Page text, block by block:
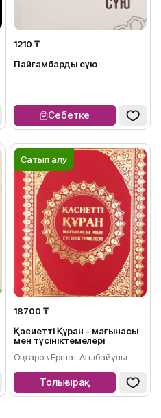
1210 ₸
Пайғамбарды сүю
Себетке
Сатып алу
18700 ₸
Қасиетті Құран - мағынасы
мен түсініктемелері
Оңғаров Ершат Ағыбайұлы
Толығырақ